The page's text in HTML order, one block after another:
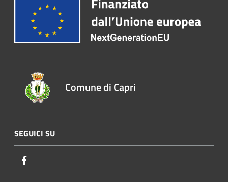
Comune di Capri
SEGUICI SU